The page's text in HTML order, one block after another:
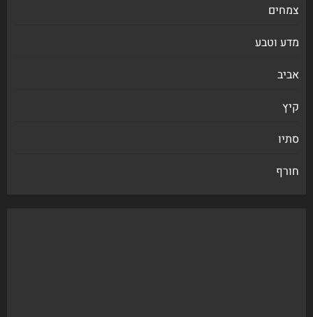
צמחים
מדע וטבע
אביב
קיץ
סתיו
חורף